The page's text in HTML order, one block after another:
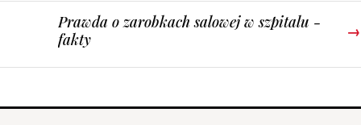
Prawda o zarobkach salowej w szpitalu -
fakty
→